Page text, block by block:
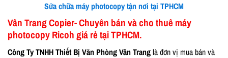
Sửa chữa máy photocopy tận nơi tại TPHCM
Vân Trang Copier- Chuyên bán và cho thuê máy
photocopy Ricoh giá rẻ tại TPHCM.
Công Ty TNHH Thiết Bị Văn Phòng Vân Tranglà đơn vị mua bán và